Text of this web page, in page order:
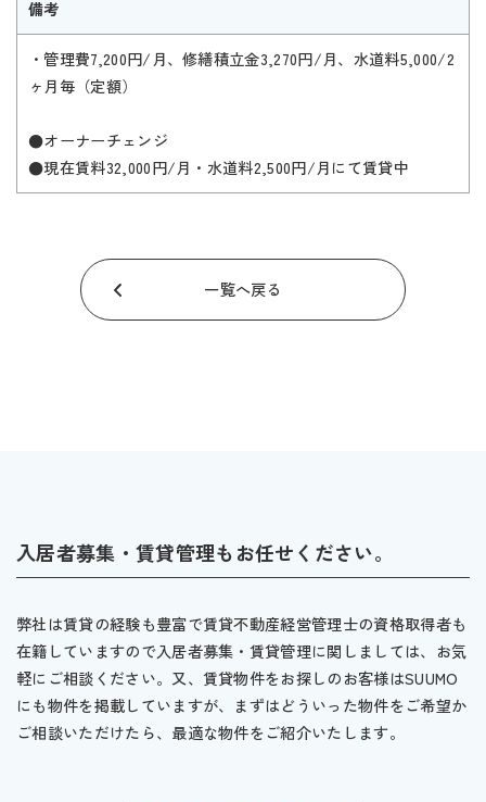
備考
・管理費7,200円/月、修繕積立金3,270円/月、水道料5,000/2
ヶ月毎（定額）
●オーナーチェンジ
●現在賃料32,000円/月・水道料2,500円/月にて賃貸中
一覧へ戻る
入居者募集・賃貸管理もお任せください。
弊社は賃貸の経験も豊富で賃貸不動産経営管理士の資格取得者も
在籍していますので入居者募集・賃貸管理に関しましては、お気
軽にご相談ください。又、賃貸物件をお探しのお客様はSUUMO
にも物件を掲載していますが、まずはどういった物件をご希望か
ご相談いただけたら、最適な物件をご紹介いたします。